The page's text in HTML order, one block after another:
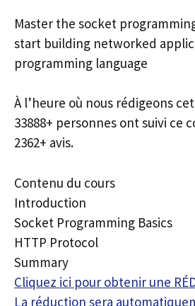
Master the socket
start building networked
programming language
À l’heure où nous rédigeons
33888+ personnes ont suivi ce
2362+ avis.
Contenu du cours
Introduction
Socket Programming Basics
HTTP Protocol
Summary
Cliquez ici pour obtenir une
La réduction sera